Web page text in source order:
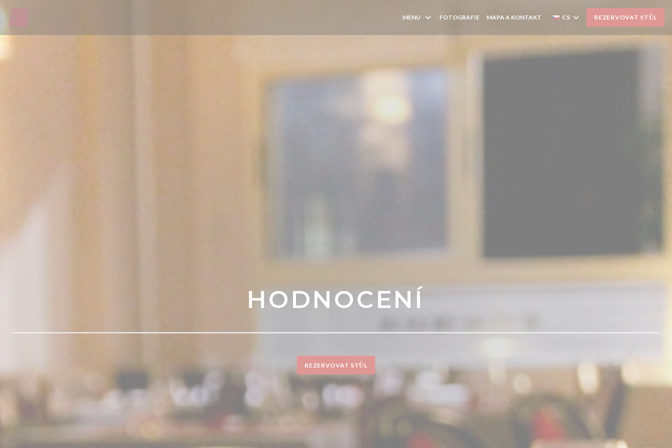
MENU FOTOGRAFIE MAPA A KONTAKT CS REZERVOVAT STŮL
HODNOCENÍ
REZERVOVAT STŮL